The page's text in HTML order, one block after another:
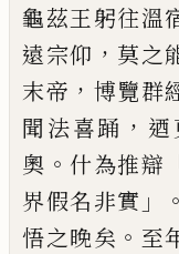
龜茲王躬往溫
遠宗仰 ， 莫之
末帝 ， 博覽群
聞法喜踊 ， 迺
奧 。 什為推辯
界假名非實 」。
悟之晚矣 。 至